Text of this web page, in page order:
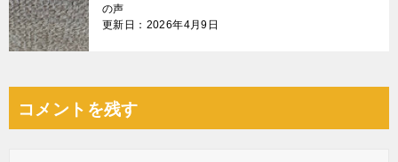
の声
更新日：2026年4月9日
コメントを残す